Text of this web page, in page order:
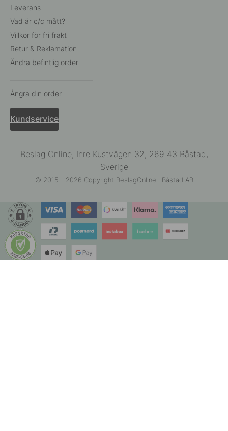
Leverans
Vad är c/c mått?
Villkor för fri frakt
Retur & Reklamation
Ändra befintlig order
Ångra din order
Kundservice
Beslag Online, Inre Kustvägen 32, 269 43 Båstad,
Sverige
© 2015 - 2026 Copyright BeslagOnline i Båstad AB